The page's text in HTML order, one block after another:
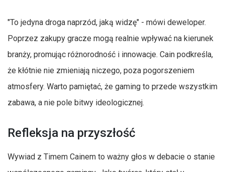
"To jedyna droga naprzód, jaką widzę" - mówi deweloper.
Poprzez zakupy gracze mogą realnie wpływać na kierunek
branży, promując różnorodność i innowacje. Cain podkreśla,
że kłótnie nie zmieniają niczego, poza pogorszeniem
atmosfery. Warto pamiętać, że gaming to przede wszystkim
zabawa, a nie pole bitwy ideologicznej.
Refleksja na przyszłość
Wywiad z Timem Cainem to ważny głos w debacie o stanie